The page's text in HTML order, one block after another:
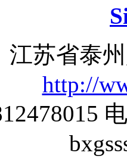
江苏省泰
http://